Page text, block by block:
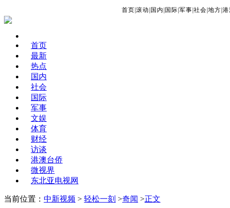
首页 滚动 国内 国际 军事 社会 地方 港
首页
最新
热点
国内
社会
国际
军事
文娱
体育
财经
访谈
港澳台侨
微视界
东北亚电视网
当前位置： 中新视频 > 轻松一刻 >奇闻 >正文